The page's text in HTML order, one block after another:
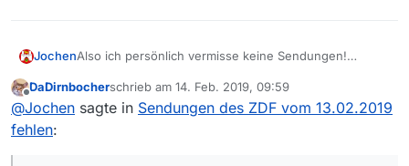
JochenAlso ich persönlich vermisse keine Sendungen!
MVW gesucht:
Offline
DaDirnbocherschrieb am 14. Feb. 2019, 09:59
zuletzt editiert von
@Jochen sagte in Sendungen des ZDF vom 13.02.2019
fehlen: